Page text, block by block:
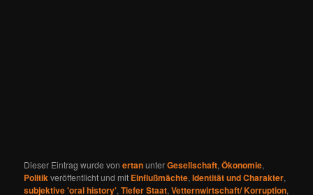
Dieser Eintrag wurde vonertanunterGesellschaft,Ökonomie,
Politikveröffentlicht und mit Einflußmächte,Identität und Charakter,
subjektive 'oral history',Tiefer Staat,Vetternwirtschaft/ Korruption,